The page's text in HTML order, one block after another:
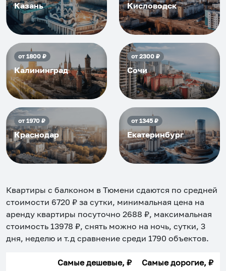
Казань Кисловодск
от1800₽
Калининград
от2300₽
Сочи
от1970₽
Краснодар
от1345₽
Екатеринбург
Квартиры с балконом в Тюмени сдаются по средней
стоимости 6720 ₽ за сутки, минимальная цена на
аренду квартиры посуточно 2688 ₽, максимальная
стоимость 13978 ₽, снять можно на ночь, сутки, 3
дня, неделю и т.д сравнение среди 1790 объектов.
Самые дешевые, ₽ Самые дорогие, ₽